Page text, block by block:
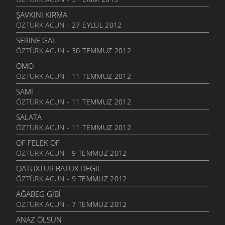
SIĞIYALİ NİNE
9 TEMMUZ 2007
DE VER ALA
9 TEMMUZ 2007
SAKALIN BAMBI
9 TEMMUZ 2007
SAKALIN BAMBI
9 TEMMUZ 2007
AYI POSTU
9 TEMMUZ 2007
KAYMAKAM
9 TEMMUZ 2007
YEMESİ YOK
9 TEMMUZ 2007
KAZMANIN SAPI
9 TEMMUZ 2007
BÜYÜYÜNCE GÖRMELİ
ATASÖZLERI- 13 EKIM 2006
KARGANIN
ATASÖZLERI
SIÇANDAN DOĞAN
ATASÖZLERI
URUSUN BEŞ KAPIKI
ATASÖZLERI
HARMANA GIREN
ATASÖZLERI
OTARDIĞIM DANA
ATASÖZLERI- 7 EKIM 2006
HEM HIZAN
ATASÖZLERI- 6 EKIM 2006
SIZDE
ATASÖZLERI- 13 EYLÜL 2006
KIZ
ATASÖZLERI- 12 EYLÜL 2006
ŞAVKINI KIRMA
ÖZTÜRK ACUN - 27 EYLÜL 2012
SERINE GAL
ÖZTÜRK ACUN - 30 TEMMUZ 2012
OMO
ÖZTÜRK ACUN - 11 TEMMUZ 2012
SAMI
ÖZTÜRK ACUN - 11 TEMMUZ 2012
SALATA
ÖZTÜRK ACUN - 11 TEMMUZ 2012
OF FELEK OF
ÖZTÜRK ACUN - 9 TEMMUZ 2012
QATUXTUR BATUX DEGIL
ÖZTÜRK ACUN - 9 TEMMUZ 2012
AĞABEG GIBI
ÖZTÜRK ACUN - 7 TEMMUZ 2012
ANAZ ÖLSÜN